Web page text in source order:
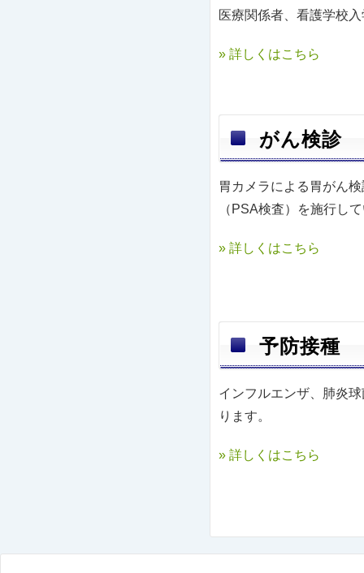
医療関係者、看護学校
» 詳しくはこちら
がん検診
胃カメラによる胃がん
（PSA検査）を施行し
» 詳しくはこちら
予防接種
インフルエンザ、肺炎
ります。
» 詳しくはこちら